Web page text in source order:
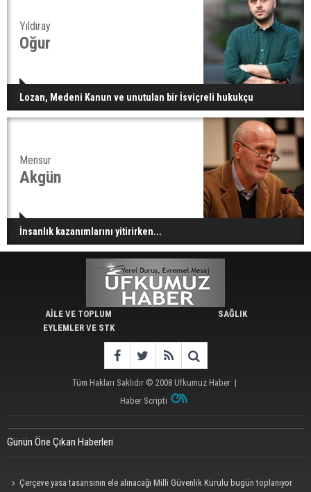
Yıldıray
Oğur
Lozan, Medeni Kanun ve unutulan bir İsviçreli hukukçu
Mensur
Akgün
İnsanlık kazanımlarını yitirirken...
AİLE VE TOPLUM
EYLEMLER VE STK
SAĞLIK
Tüm Hakları Saklıdır © 2008 Ufkumuz Haber |
Haber Scripti
Günün Öne Çıkan Haberleri
Çerçeve yasa tasarısının ele alınacağı Milli Güvenlik Kurulu bugün toplanıyor